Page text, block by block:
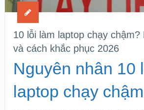
10 lỗi làm laptop chạy chậm?
và cách khắc phục 2026
Nguyên nhân 10
laptop chạy